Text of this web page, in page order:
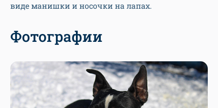
виде манишки и носочки на лапах.
Фотографии